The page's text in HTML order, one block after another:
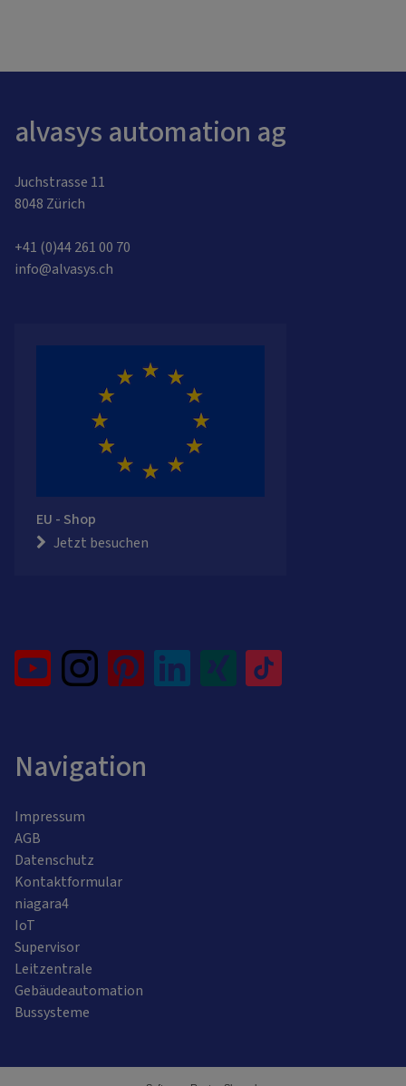
alvasys automation ag
Juchstrasse 11
8048 Zürich
+41 (0)44 261 00 70
info@alvasys.ch
EU - Shop
Jetzt besuchen
Navigation
Impressum
AGB
Datenschutz
Kontaktformular
niagara4
IoT
Supervisor
Leitzentrale
Gebäudeautomation
Bussysteme